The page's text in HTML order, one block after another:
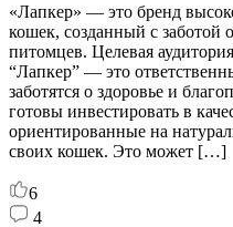
«Лапкер» — это бренд
кошек, созданный с заботой
питомцев. Целевая
“Лапкер” — это
заботятся о здоровье и
готовы инвестировать в
ориентированные на
своих кошек. Это может […]
6
4